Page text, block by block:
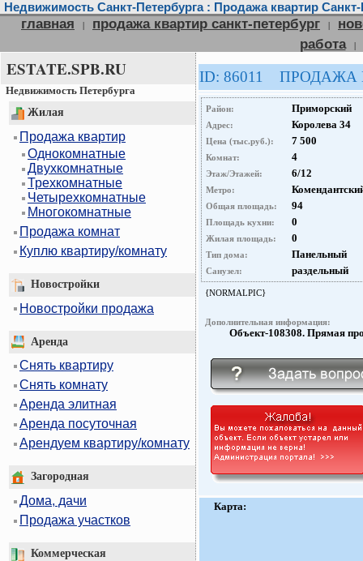
Недвижимость Санкт-Петербурга : Продажа квартир Санкт-
главная | продажа квартир санкт-петербург |
работа
|
ESTATE.SPB.RU
Недвижимость Петербурга
Жилая
Продажа квартир
Однокомнатные
Двухкомнатные
Трехкомнатные
Четырехкомнатные
Многокомнатные
Продажа комнат
Куплю квартиру/комнату
Новостройки
Новостройки продажа
Аренда
Снять квартиру
Снять комнату
Аренда элитная
Аренда посуточная
Арендуем квартиру/комнату
Загородная
Дома, дачи
Продажа участков
Коммерческая
ID: 86011
Район: Приморский
Адрес: Королева 34
Цена (тыс.руб.): 7 500
Комнат: 4
Этаж/Этажей: 6/12
Метро:
Общая площадь: 94
Площадь кухни: 0
Жилая площадь: 0
Тип дома: Панельный
Санузел: раздельный
{NORMALPIC}
Дополнительная информация:
Объект-108308. Прямая
Карта: